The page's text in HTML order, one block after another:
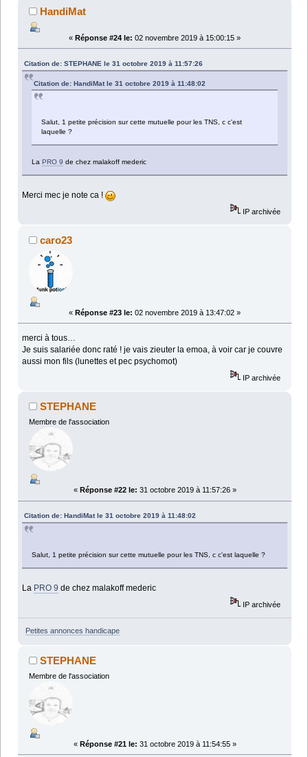
HandiMat
« Réponse #24 le: 02 novembre 2019 à 15:00:15 »
Citation de: STEPHANE le 31 octobre 2019 à 11:57:26
Citation de: HandiMat le 31 octobre 2019 à 11:48:02
Salut, 1 petite précision sur cette mutuelle pour les TNS, c c'est
laquelle ?
LaPRO 9 de chez malakoff mederic
Merci mec je note ca !
IP archivée
caro23
« Réponse #23 le: 02 novembre 2019 à 13:47:02 »
merci à tous…
Je suis salariée donc raté ! je vais zieuter la emoa, à voir car je couvre
aussi mon fils (lunettes et pec psychomot)
IP archivée
STEPHANE
Membre de l'association
« Réponse #22 le: 31 octobre 2019 à 11:57:26 »
Citation de: HandiMat le 31 octobre 2019 à 11:48:02
Salut, 1 petite précision sur cette mutuelle pour les TNS, c c'est laquelle ?
La PRO 9 de chez malakoff mederic
IP archivée
Petites annonces handicape
STEPHANE
Membre de l'association
« Réponse #21 le: 31 octobre 2019 à 11:54:55 »